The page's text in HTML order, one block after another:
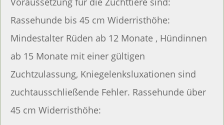
Rassehunde bis 45 cm Widerristhöhe:
Mindestalter Rüden ab 12 Monate , Hündinnen
ab 15 Monate mit einer gültigen
Zuchtzulassung, Kniegelenksluxationen sind
zuchtausschließende Fehler. Rassehunde über
45 cm Widerristhöhe: